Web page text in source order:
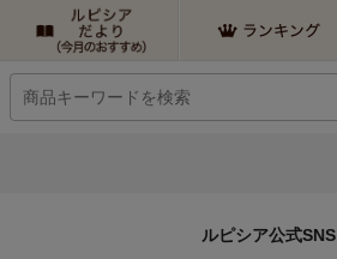
ルピシア公式SNS